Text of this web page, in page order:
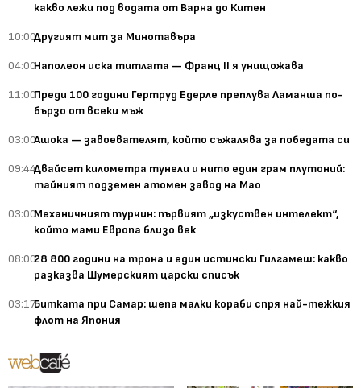
какво лежи под водата от Варна до Китен
10:00Другият мит за Минотавъра
04:00Наполеон иска титлата — Франц II я унищожава
11:00Преди 100 години Гертруд Едерле преплува Ламанша по-
бързо от всеки мъж
03:00Ашока — завоевателят, който съжалява за победата си
09:44Двайсет километра тунели и нито един грам плутоний:
тайният подземен атомен завод на Мао
03:00Механичният турчин: първият „изкуствен интелект“,
който мами Европа близо век
08:0028 800 години на трона и един истински Гилгамеш: какво
разказва Шумерският царски списък
03:17Битката при Самар: шепа малки кораби спря най-тежкия
флот на Япония